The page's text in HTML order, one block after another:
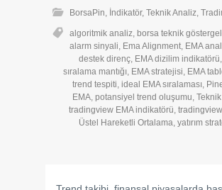
BorsaPin, İndikatör, Teknik Analiz,
algoritmik analiz, borsa teknik
alarm sinyali, Ema Alignment, EMA
destek direnç, EMA dizilim indikatörü,
sıralama mantığı, EMA stratejisi, EMA
trend tespiti, ideal EMA sıralaması,
EMA, potansiyel trend oluşumu,
tradingview EMA indikatörü,
Üstel Hareketli Ortalama, yatırım